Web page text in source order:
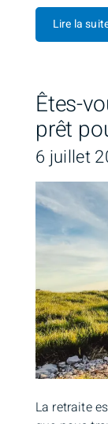
Lire la
Êtes-
prêt
6 juillet
La retraite